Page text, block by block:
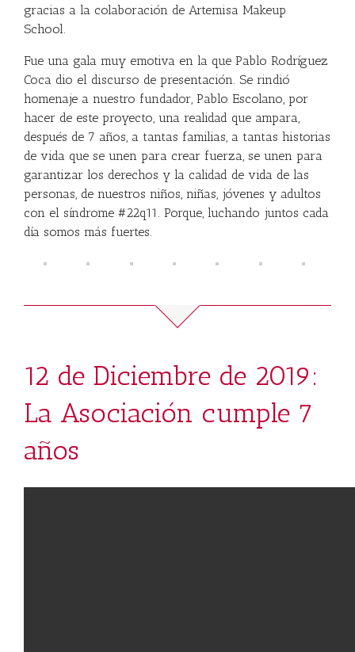
gracias a la colaboración de Artemisa Makeup
School.
Fue una gala muy emotiva en la que Pablo Rodríguez
Coca dio el discurso de presentación. Se rindió
homenaje a nuestro fundador, Pablo Escolano, por
hacer de este proyecto, una realidad que ampara,
después de 7 años, a tantas familias, a tantas historias
de vida que se unen para crear fuerza, se unen para
garantizar los derechos y la calidad de vida de las
personas, de nuestros niños, niñas, jóvenes y adultos
con el síndrome #22q11. Porque, luchando juntos cada
día somos más fuertes.
12 de Diciembre de 2019:
La Asociación cumple 7
años